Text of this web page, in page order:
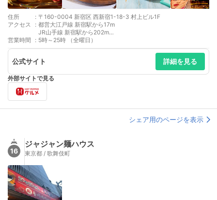
住所 : 〒160-0004 新宿区 西新宿1-18-3 村上ビル1F
アクセス
: 都営大江戸線 新宿駅から17m
JR山手線 新宿駅から202m
東京メトロ丸ノ内線 新宿駅から448m
都営大江戸線 新宿西口駅から516m
都営大江戸線 都庁前駅から585m
営業時間 : 5時～25時 （全曜日）
公式サイト 詳細を見る
外部サイトで見る
シェア用のページを表示
16
ジャジャン麺ハウス
東京都 / 歌舞伎町